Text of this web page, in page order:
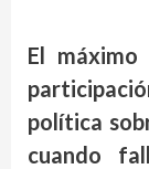
El
política
cuando